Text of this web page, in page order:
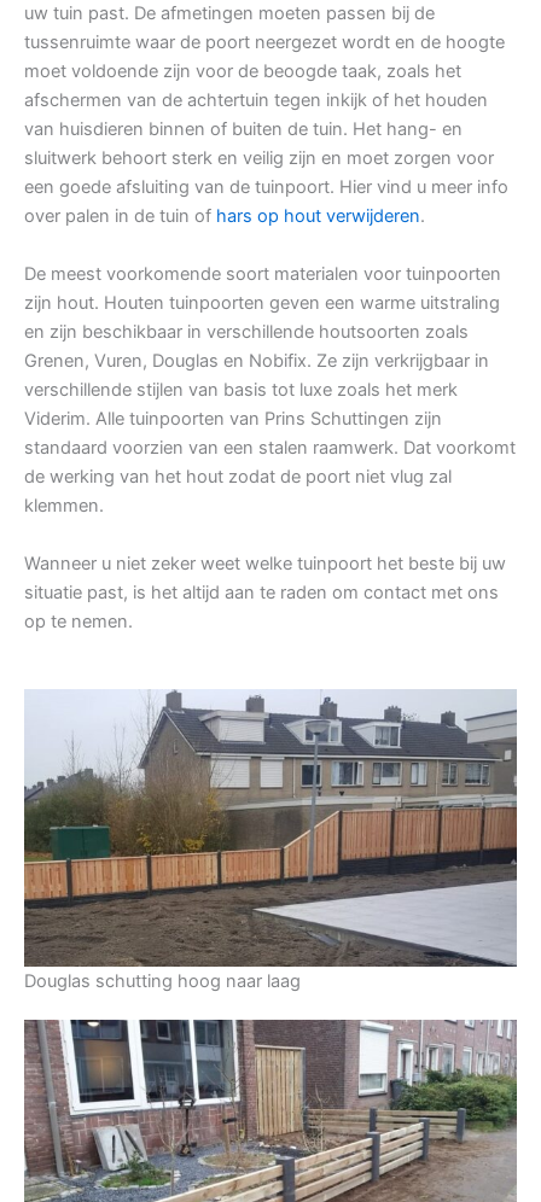
uw tuin past. De afmetingen moeten passen bij de
tussenruimte waar de poort neergezet wordt en de hoogte
moet voldoende zijn voor de beoogde taak, zoals het
afschermen van de achtertuin tegen inkijk of het houden
van huisdieren binnen of buiten de tuin. Het hang- en
sluitwerk behoort sterk en veilig zijn en moet zorgen voor
een goede afsluiting van de tuinpoort. Hier vind u meer info
over palen in de tuin of hars op hout verwijderen.
De meest voorkomende soort materialen voor tuinpoorten
zijn hout. Houten tuinpoorten geven een warme uitstraling
en zijn beschikbaar in verschillende houtsoorten zoals
Grenen, Vuren, Douglas en Nobifix. Ze zijn verkrijgbaar in
verschillende stijlen van basis tot luxe zoals het merk
Viderim. Alle tuinpoorten van Prins Schuttingen zijn
standaard voorzien van een stalen raamwerk. Dat voorkomt
de werking van het hout zodat de poort niet vlug zal
klemmen.
Wanneer u niet zeker weet welke tuinpoort het beste bij uw
situatie past, is het altijd aan te raden om contact met ons
op te nemen.
Douglas schutting hoog naar laag